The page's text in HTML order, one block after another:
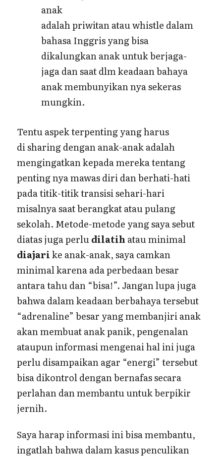
anak
adalah priwitan atau whistle dalam
bahasa Inggris yang bisa
dikalungkan anak untuk berjaga-
jaga dan saat dlm keadaan bahaya
anak membunyikan nya sekeras
mungkin.
Tentu aspek terpenting yang harus
di sharing dengan anak-anak adalah
mengingatkan kepada mereka tentang
penting nya mawas diri dan berhati-hati
pada titik-titik transisi sehari-hari
misalnya saat berangkat atau pulang
sekolah. Metode-metode yang saya sebut
diatas juga perludilatih atau minimal
diajarike anak-anak, saya camkan
minimal karena ada perbedaan besar
antara tahu dan “bisa!”. Jangan lupa juga
bahwa dalam keadaan berbahaya tersebut
“adrenaline” besar yang membanjiri anak
akan membuat anak panik, pengenalan
ataupun informasi mengenai hal ini juga
perlu disampaikan agar “energi” tersebut
bisa dikontrol dengan bernafas secara
perlahan dan membantu untuk berpikir
jernih.
Saya harap informasi ini bisa membantu,
ingatlah bahwa dalam kasus penculikan